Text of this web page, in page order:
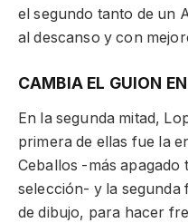
el segundo tanto de un
al descanso y con
CAMBIA EL GUION
En la segunda mitad,
primera de ellas fue la
Ceballos -más apagado
selección- y la segunda
de dibujo, para hacer